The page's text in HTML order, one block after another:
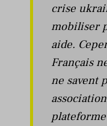
crise
mobiliser
aide.
Français
ne savent